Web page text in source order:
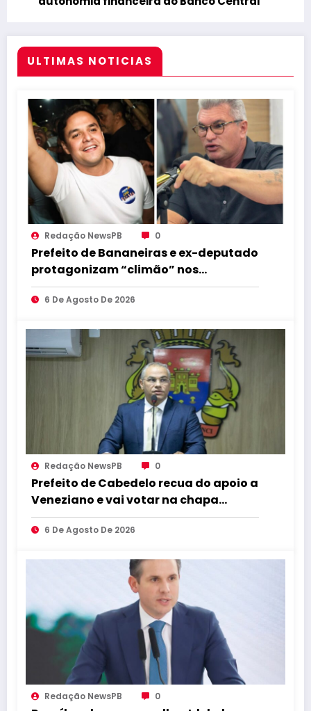
ULTIMAS NOTICIAS
Redação NewsPB 0
Prefeito de Bananeiras e ex-deputado
protagonizam “climão” nos
bastidores da convenção de Lucas
6 De Agosto De 2026
Redação NewsPB 0
Prefeito de Cabedelo recua do apoio a
Veneziano e vai votar na chapa
governista completa
6 De Agosto De 2026
Redação NewsPB 0